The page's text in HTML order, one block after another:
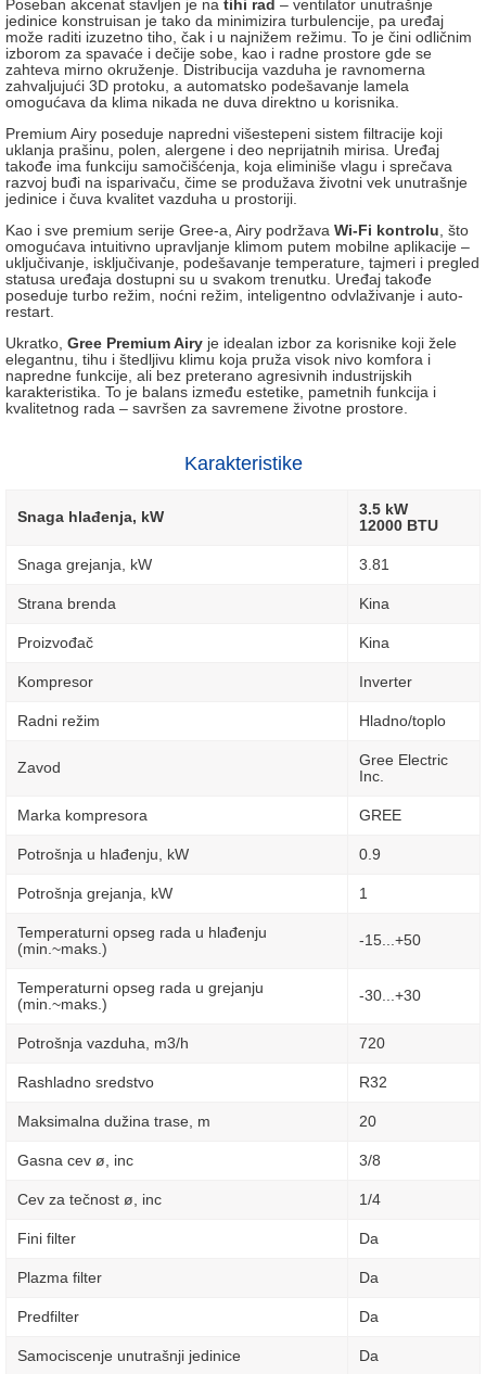
Poseban akcenat stavljen je na tihi rad – ventilator unutrašnje
jedinice konstruisan je tako da minimizira turbulencije, pa uređaj
može raditi izuzetno tiho, čak i u najnižem režimu. To je čini odličnim
izborom za spavaće i dečije sobe, kao i radne prostore gde se
zahteva mirno okruženje. Distribucija vazduha je ravnomerna
zahvaljujući 3D protoku, a automatsko podešavanje lamela
omogućava da klima nikada ne duva direktno u korisnika.
Premium Airy poseduje napredni višestepeni sistem filtracije koji
uklanja prašinu, polen, alergene i deo neprijatnih mirisa. Uređaj
takođe ima funkciju samočišćenja, koja eliminiše vlagu i sprečava
razvoj buđi na isparivaču, čime se produžava životni vek unutrašnje
jedinice i čuva kvalitet vazduha u prostoriji.
Kao i sve premium serije Gree-a, Airy podržava Wi-Fi kontrolu , što
omogućava intuitivno upravljanje klimom putem mobilne aplikacije –
uključivanje, isključivanje, podešavanje temperature, tajmeri i pregled
statusa uređaja dostupni su u svakom trenutku. Uređaj takođe
poseduje turbo režim, noćni režim, inteligentno odvlaživanje i auto-
restart.
Ukratko, Gree Premium Airy je idealan izbor za korisnike koji žele
elegantnu, tihu i štedljivu klimu koja pruža visok nivo komfora i
napredne funkcije, ali bez preterano agresivnih industrijskih
karakteristika. To je balans između estetike, pametnih funkcija i
kvalitetnog rada – savršen za savremene životne prostore.
Karakteristike
Snaga hlađenja, kW
3.5 kW
12000 BTU
Snaga grejanja, kW 3.81
Strana brenda Kina
Proizvođač Kina
Kompresor Inverter
Radni režim Hladno/toplo
Zavod
Gree Electric
Inc.
Marka kompresora GREE
Potrošnja u hlađenju, kW 0.9
Potrošnja grejanja, kW 1
Temperaturni opseg rada u hlađenju
(min.~maks.)
-15...+50
Temperaturni opseg rada u grejanju
(min.~maks.)
-30...+30
Potrošnja vazduha, m3/h 720
Rashladno sredstvo R32
Maksimalna dužina trase, m 20
Gasna cev ø, inc 3/8
Cev za tečnost ø, inc 1/4
Fini filter Da
Plazma filter Da
Predfilter Da
Samociscenje unutrašnji jedinice Da